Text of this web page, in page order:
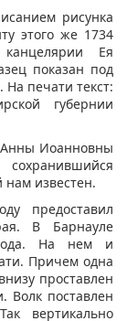
рисунка
этого же 1734
Ея
показан под
На печати текст:
губернии
Анны Иоанновны
нам известен.
предоставил
В Барнауле
На нем и
Причем одна
проставлен
Волк поставлен
вертикально